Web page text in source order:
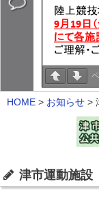
HOME > お知らせ >
津市運動施